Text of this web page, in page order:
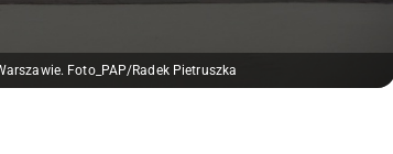
Foto_PAP/Radek Pietruszka